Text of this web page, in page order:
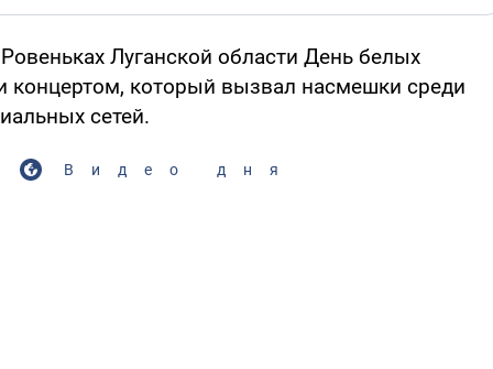
Луганской области День белых
концертом, который вызвал насмешки среди
сетей.
Видео дня